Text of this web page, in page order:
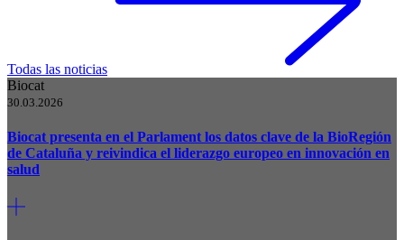
Todas las noticias
Biocat
30.03.2026
Biocat presenta en el Parlament los datos clave de la BioRegión
de Cataluña y reivindica el liderazgo europeo en innovación en
salud